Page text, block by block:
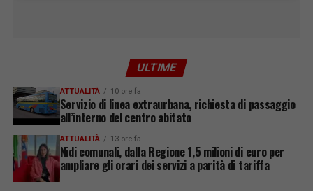
ULTIME
ATTUALITÀ 10 ore fa
Servizio di linea extraurbana, richiesta di passaggio
all’interno del centro abitato
ATTUALITÀ 13 ore fa
Nidi comunali, dalla Regione 1,5 milioni di euro per
ampliare gli orari dei servizi a parità di tariffa